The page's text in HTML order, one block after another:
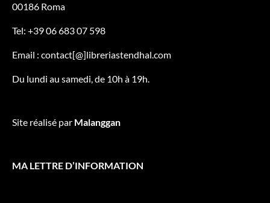
00186 Roma
Tel: +39 06 683 07 598
Email : contact[@]libreriastendhal.com
Du lundi au samedi, de 10h à 19h.
Site réalisé par Malanggan
MA LETTRE D’INFORMATION